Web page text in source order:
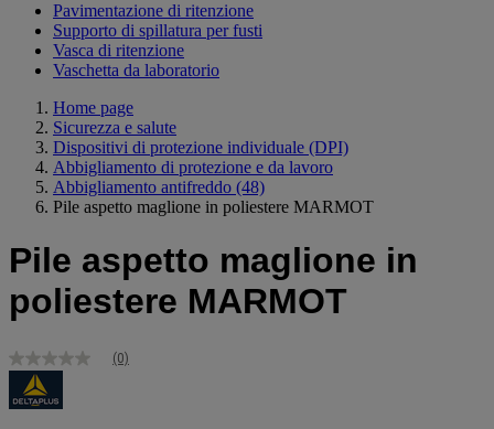
Pavimentazione di ritenzione
Supporto di spillatura per fusti
Vasca di ritenzione
Vaschetta da laboratorio
Home page
Sicurezza e salute
Dispositivi di protezione individuale (DPI)
Abbigliamento di protezione e da lavoro
Abbigliamento antifreddo (48)
Pile aspetto maglione in poliestere MARMOT
Pile aspetto maglione in
poliestere MARMOT
Nessuna
valutazione
Stesso
(0)